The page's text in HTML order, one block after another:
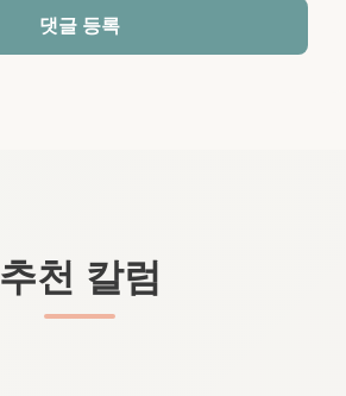
댓글 등록
추천 칼럼